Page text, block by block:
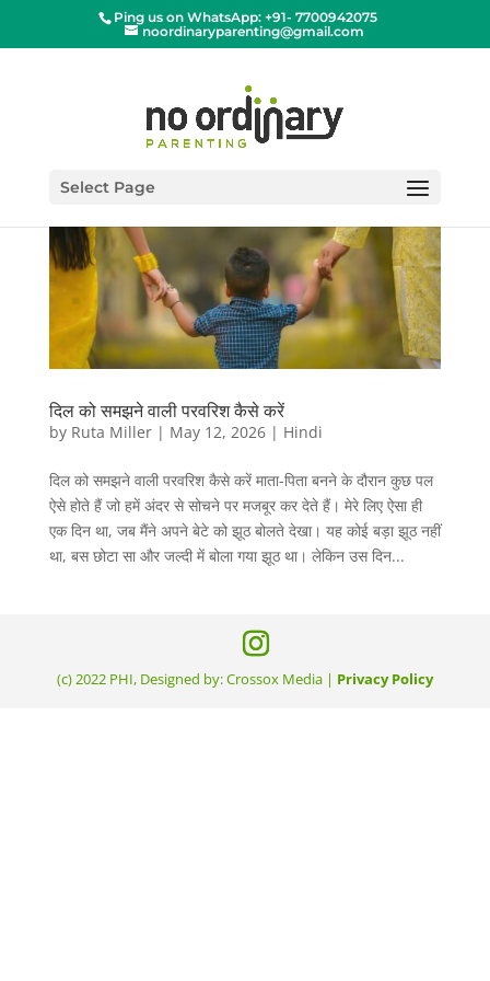
Ping us on WhatsApp: +91- 7700942075
noordinaryparenting@gmail.com
Select Page
दिल को समझने वाली परवरिश कैसे करें
by Ruta Miller| May 12, 2026| Hindi
दिल को समझने वाली परवरिश कैसे करें माता-पिता बनने के दौरान कुछ पल
ऐसे होते हैं जो हमें अंदर से सोचने पर मजबूर कर देते हैं। मेरे लिए ऐसा ही
एक दिन था, जब मैंने अपने बेटे को झूठ बोलते देखा। यह कोई बड़ा झूठ नहीं
था, बस छोटा सा और जल्दी में बोला गया झूठ था। लेकिन उस दिन...
(c) 2022 PHI, Designed by: Crossox Media | Privacy Policy